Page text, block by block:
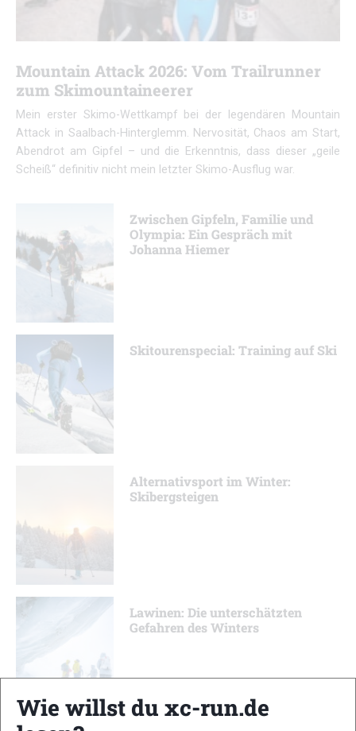
Mountain Attack 2026: Vom Trailrunner
zum Skimountaineerer
Mein erster Skimo-Wettkampf bei der legendären Mountain
Attack in Saalbach-Hinterglemm. Nervosität, Chaos am Start,
Abendrot am Gipfel – und die Erkenntnis, dass dieser „geile
Scheiß“ definitiv nicht mein letzter Skimo-Ausflug war.
Zwischen Gipfeln, Familie und
Olympia: Ein Gespräch mit
Johanna Hiemer
Skitourenspecial: Training auf Ski
Alternativsport im Winter:
Skibergsteigen
Lawinen: Die unterschätzten
Gefahren des Winters
Wie willst du xc-run.de